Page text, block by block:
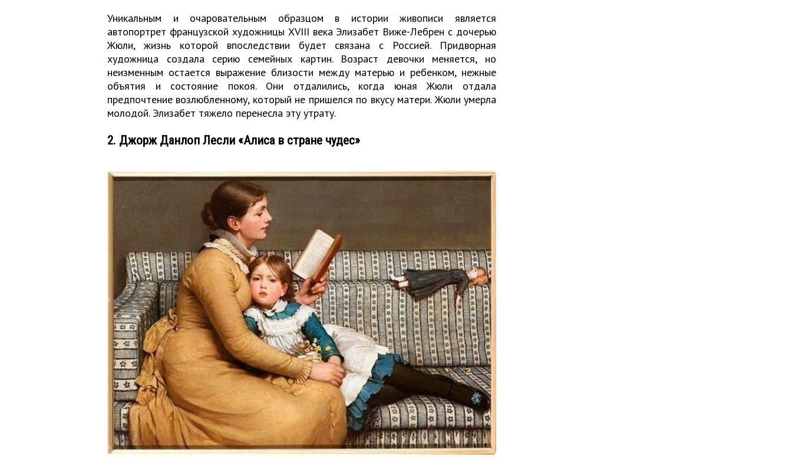
Уникальным и очаровательным образцом в истории живописи является
автопортрет французской художницы XVIII века Элизабет Виже-Лебрен с дочерью
Жюли, жизнь которой впоследствии будет связана с Россией. Придворная
художница создала серию семейных картин. Возраст девочки меняется, но
неизменным остается выражение близости между матерью и ребенком, нежные
объятия и состояние покоя. Они отдалились, когда юная Жюли отдала
предпочтение возлюбленному, который не пришелся по вкусу матери. Жюли умерла
молодой. Элизабет тяжело перенесла эту утрату.
2. Джорж Данлоп Лесли «Алиса в стране чудес»